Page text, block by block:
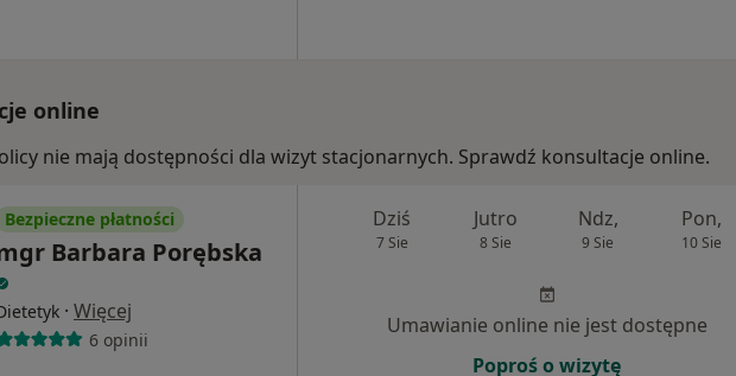
online
nie mają dostępności dla wizyt stacjonarnych. Sprawdź konsultacje online.
Bezpieczne płatności
Barbara Porębska
· Więcej
6 opinii
Dziś
7 Sie
Jutro
8 Sie
Ndz,
9 Sie
Pon,
10 Sie
Umawianie online nie jest dostępne
Poproś o wizytę